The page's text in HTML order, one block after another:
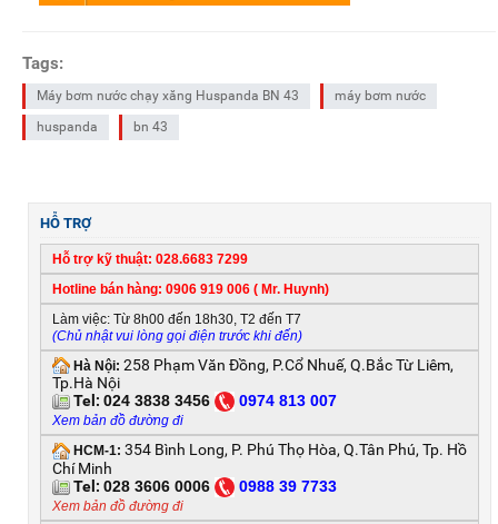
Tags:
Máy bơm nước chạy xăng Huspanda BN 43
máy bơm nước
huspanda
bn 43
HỖ TRỢ
Hỗ trợ kỹ thuật: 028.6683 7299
Hotline bán hàng: 0906 919 006 ( Mr. Huynh)
Làm việc: Từ 8h00 đến 18h30, T2 đến T7
(Chủ nhật vui lòng gọi điện trước khi đến)
Hà Nội: 258 Phạm Văn Đồng, P.Cổ Nhuế, Q.Bắc Từ Liêm,
Tp.Hà Nội
Tel: 024 3838 3456 0974 813 007
Xem bản đồ đường đi
HCM-1: 354 Bình Long, P. Phú Thọ Hòa, Q.Tân Phú, Tp. Hồ
Chí Minh
Tel: 028 3606 0006 0988 39 7733
Xem bản đồ đường đi